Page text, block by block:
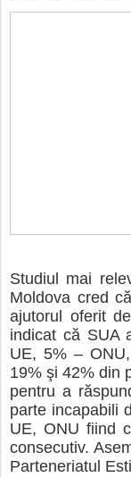
Studiul mai
Moldova cred
ajutorul oferit
indicat că SUA
UE, 5% –
19% şi 42% din
pentru a
parte incapabili
UE, ONU fiind
consecutiv.
Parteneriatul